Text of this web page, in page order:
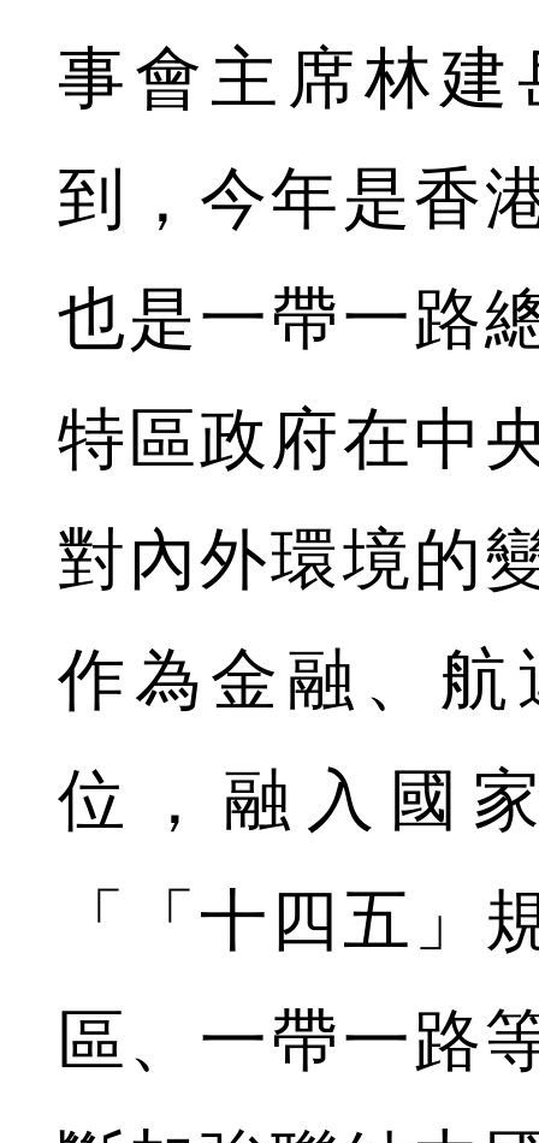
事會主席林
到，今年是香
也是一帶一路
特區政府在中
對內外環境的
作為金融、航
位，融入國
「「十四五」
區、一帶一路